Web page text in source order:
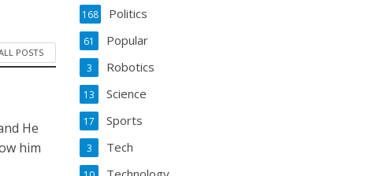
POSTS
He
him
Politics
168
Popular
61
Robotics
3
Science
13
Sports
17
Tech
3